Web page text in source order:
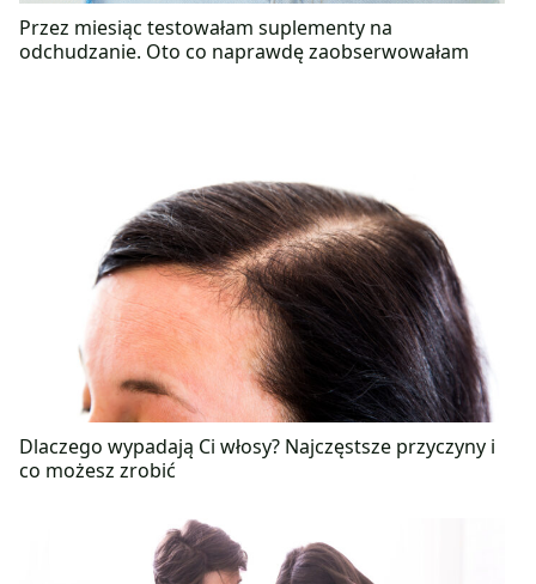
Przez miesiąc testowałam suplementy na
odchudzanie. Oto co naprawdę zaobserwowałam
Dlaczego wypadają Ci włosy? Najczęstsze przyczyny i
co możesz zrobić